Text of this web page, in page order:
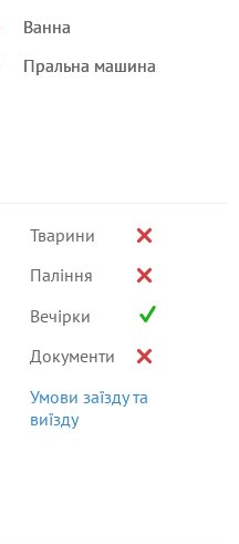
Ванна
Пральна машина
Тварини
Паління
Вечірки
Документи
Умови заїзду та
виїзду